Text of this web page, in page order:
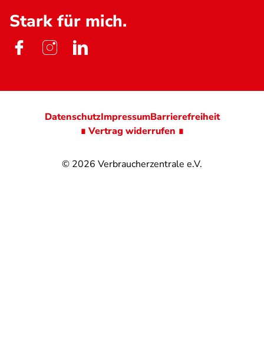
Stark für mich.
© 2026 Verbraucherzentrale e.V.
DatenschutzImpressumBarrierefreiheit
∎ Vertrag widerrufen ∎